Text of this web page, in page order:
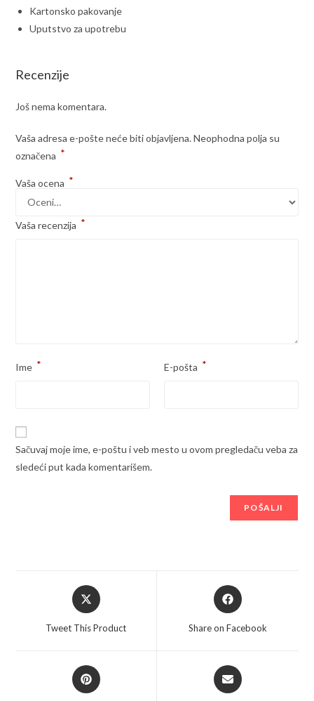
Kartonsko pakovanje
Uputstvo za upotrebu
Recenzije
Još nema komentara.
Vaša adresa e-pošte neće biti objavljena. Neophodna polja su
označena *
Vaša ocena *
Vaša recenzija *
Ime * E-pošta *
Sačuvaj moje ime, e-poštu i veb mesto u ovom pregledaču veba za
sledeći put kada komentarišem.
Opens
in
Tweet This Product
Opens
in
Share on Facebook
Opens
in
Opens
in